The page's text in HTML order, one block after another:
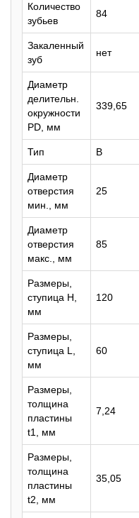
Количество
зубьев
84
Закаленный
зуб
нет
Диаметр
делительн.
окружности
PD, мм
339,65
Тип B
Диаметр
отверстия
мин., мм
25
Диаметр
отверстия
макс., мм
85
Размеры,
ступица H,
мм
120
Размеры,
ступица L,
мм
60
Размеры,
толщина
пластины
t1, мм
7,24
Размеры,
толщина
пластины
t2, мм
35,05